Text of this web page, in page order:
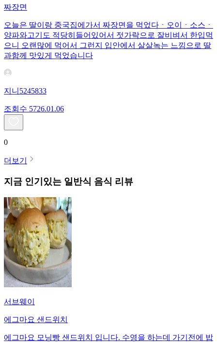
짜장면
오늘은 딸이랑 중국집에가서 짜장면을 먹었다ㆍ오이ㆍ소스ㆍ
양파와고기도 적당히들어있어서 젓가락으로 잘비벼서 한입먹
으니 오랜많에 먹어서 그런지 입안에서 살살녹는 느낌으로 딸
과함께 맛있게 먹었습니다
지니5245833
조회수 5726.01.06
0
더보기
지금 인기있는 일반식 음식 리뷰
서브웨이
에그마요 샌드위치
에그마요 모닝빵 샌드위치 입니다. 수영을 하는데 가기전에 밥